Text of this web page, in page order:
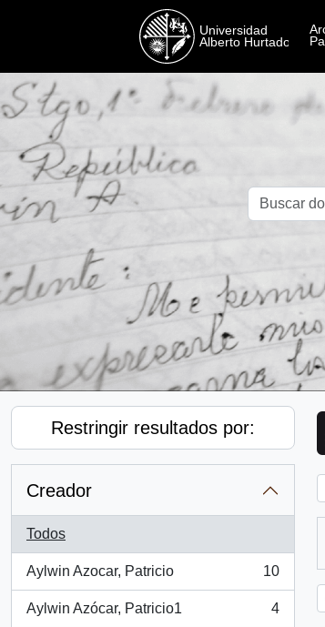
Restringir resultados por:
Creador
Todos
Aylwin Azocar, Patricio
, 10 resultados
10
Aylwin Azócar, Patricio1
, 4 resultados
4